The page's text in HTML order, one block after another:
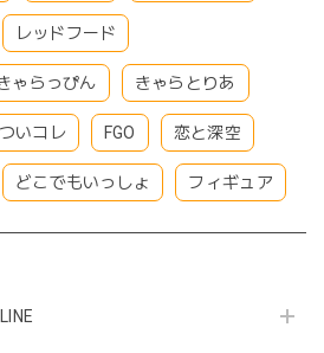
レッドフード
ゃらっぴん きゃらとりあ
ついコレ FGO 恋と深空
どこでもいっしょ フィギュア